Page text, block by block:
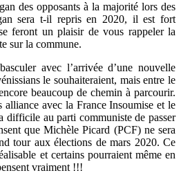
des opposants à la majorité lors des
sera t-il repris en 2020, il est fort
feront un plaisir de vous rappeler la
sur la commune.
avec l’arrivée d’une nouvelle
le souhaiteraient, mais entre le
beaucoup de chemin à parcourir.
alliance avec la France Insoumise et le
au parti communiste de passer
que Michèle Picard (PCF) ne sera
tour aux élections de mars 2020. Ce
et certains pourraient même en
vraiment !!!